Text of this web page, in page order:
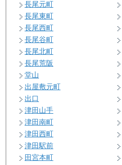
長尾元町
長尾東町
長尾西町
長尾谷町
長尾北町
長尾荒阪
堂山
出屋敷元町
出口
津田山手
津田南町
津田西町
津田駅前
田宮本町